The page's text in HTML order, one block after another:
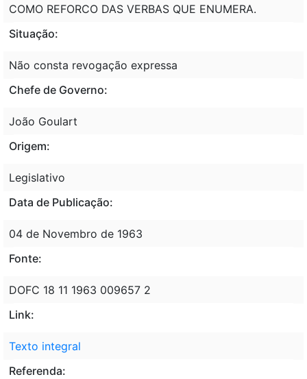
COMO REFORCO DAS VERBAS QUE ENUMERA.
Situação:
Não consta revogação expressa
Chefe de Governo:
João Goulart
Origem:
Legislativo
Data de Publicação:
04 de Novembro de 1963
Fonte:
DOFC 18 11 1963 009657 2
Link:
Texto integral
Referenda: